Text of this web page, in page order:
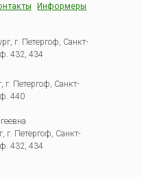
Информеры
г. Петергоф, Санкт-
432, 434
г. Петергоф, Санкт-
440
г. Петергоф, Санкт-
432, 434